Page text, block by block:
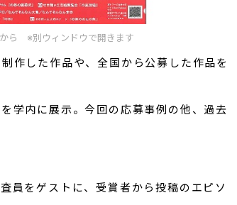
ンドウで開きます
作した作品や、全国から公募した作品を
学内に展示。今回の応募事例の他、過去
員をゲストに、受賞者から投稿のエピソ